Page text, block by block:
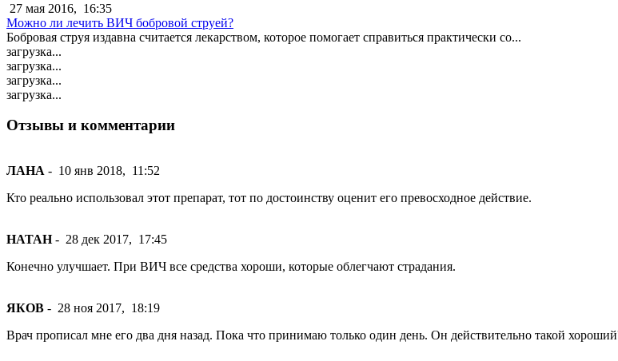
27 мая 2016, 16:35
Можно ли лечить ВИЧ бобровой струей?
Бобровая струя издавна считается лекарством, которое помогает справиться практически со...
загрузка...
загрузка...
загрузка...
загрузка...
Отзывы и комментарии
ЛАНА - 10 янв 2018, 11:52
Кто реально использовал этот препарат, тот по достоинству оценит его превосходное действие.
НАТАН- 28 дек 2017, 17:45
Конечно улучшает. При ВИЧ все средства хороши, которые облегчают страдания.
ЯКОВ - 28 ноя 2017, 18:19
Врач прописал мне его два дня назад. Пока что принимаю только один день. Он действительно такой